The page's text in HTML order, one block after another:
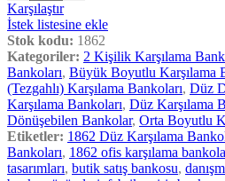
Karşılaştır
İstek listesine ekle
Stok kodu: 1862
Kategoriler: 2 Kişilik Karşılama
Bankoları, Büyük Boyutlu Karşılama
(Tezgahlı) Karşılama Bankoları, Düz
Karşılama Bankoları, Düz Karşılama
Dönüşebilen Bankolar, Orta Boyutlu
Etiketler: 1862 Düz Karşılama
Bankoları, 1862 ofis karşılama
tasarımları, butik satış bankosu,